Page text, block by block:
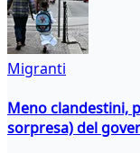
Migranti
Meno clandestini,
sorpresa) del